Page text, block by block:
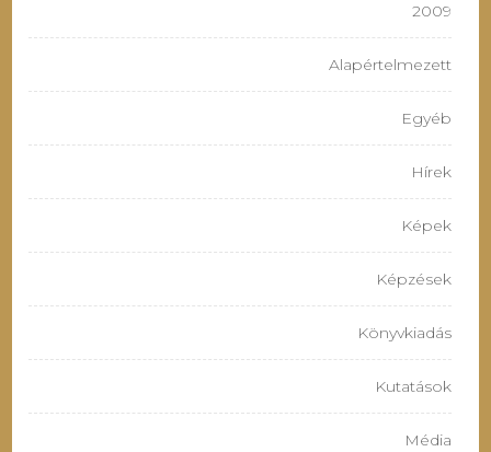
2009
Alapértelmezett
Egyéb
Hírek
Képek
Képzések
Könyvkiadás
Kutatások
Média